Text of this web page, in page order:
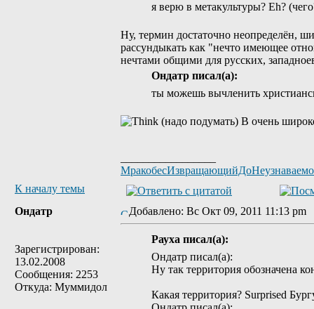
я верю в метакультуры? Eh?
Ну, термин достаточно неопределён,
рассундыкать как "нечто имеющее
нечтами общими для русских,
Ондатр писал(а):
ты можешь вычленить
В очень
К началу темы
Ондатр
Зарегистрирован:
13.02.2008
Сообщения: 2253
Откуда: Муммидол
Добавлено: Вс Окт 09, 2011 11:13 pm
Рауха писал(а):
Ондатр писал(а):
Ну так территория обозначена
Какая территория? Surprised